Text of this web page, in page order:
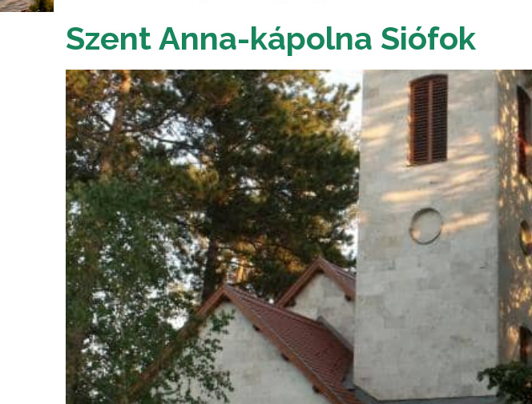
Szent Anna-kápolna Siófok